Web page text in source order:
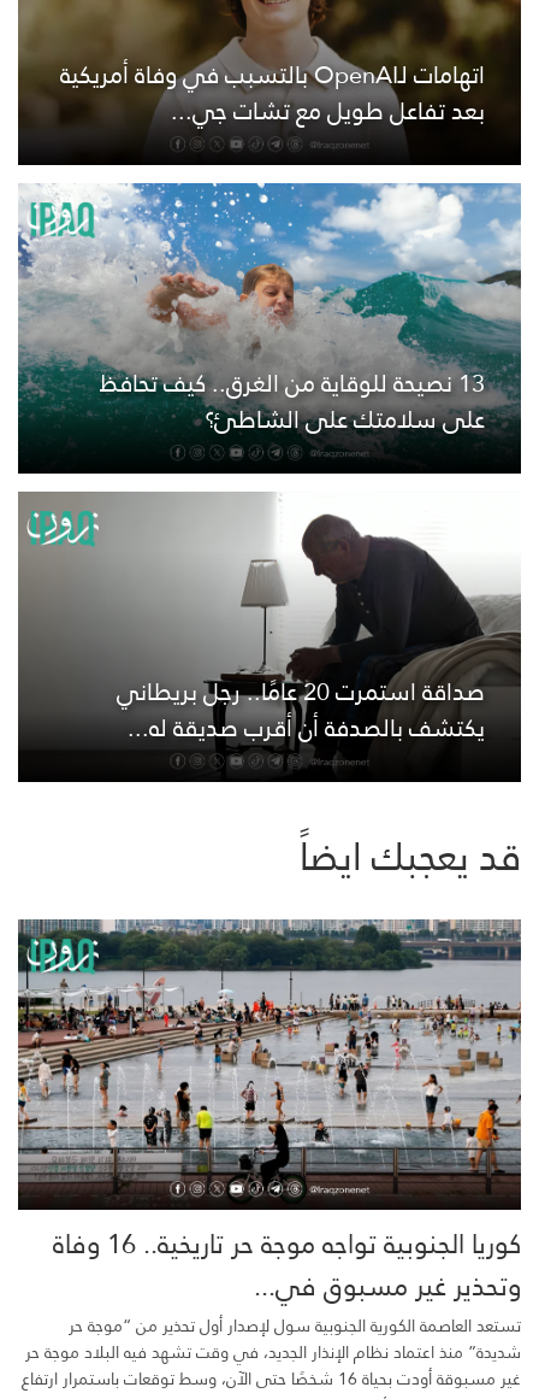
اتهامات لـOpenAI بالتسبب في وفاة أمريكية
بعد تفاعل طويل مع تشات جي...
13 نصيحة للوقاية من الغرق.. كيف تحافظ
على سلامتك على الشاطئ؟
صداقة استمرت 20 عامًا.. رجل بريطاني
يكتشف بالصدفة أن أقرب صديقة له...
قد يعجبك ايضاً
كوريا الجنوبية تواجه موجة حر تاريخية.. 16 وفاة
وتحذير غير مسبوق في...
تستعد العاصمة الكورية الجنوبية سول لإصدار أول تحذير من “موجة حر
شديدة” منذ اعتماد نظام الإنذار الجديد، في وقت تشهد فيه البلاد موجة حر
غير مسبوقة أودت بحياة 16 شخصًا حتى الآن، وسط توقعات باستمرار ارتفاع